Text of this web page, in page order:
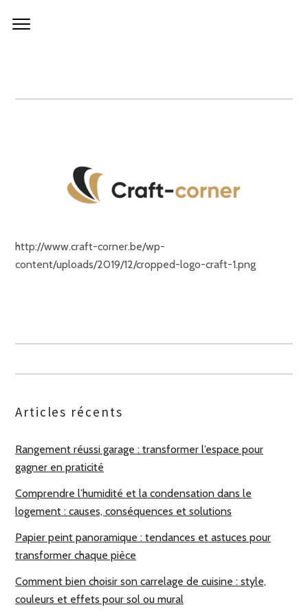
http://www.craft-corner.be/wp-
content/uploads/2019/12/cropped-logo-craft-1.png
Articles récents
Rangement réussi garage : transformer l’espace pour
gagner en praticité
Comprendre l’humidité et la condensation dans le
logement : causes, conséquences et solutions
Papier peint panoramique : tendances et astuces pour
transformer chaque pièce
Comment bien choisir son carrelage de cuisine : style,
couleurs et effets pour sol ou mural